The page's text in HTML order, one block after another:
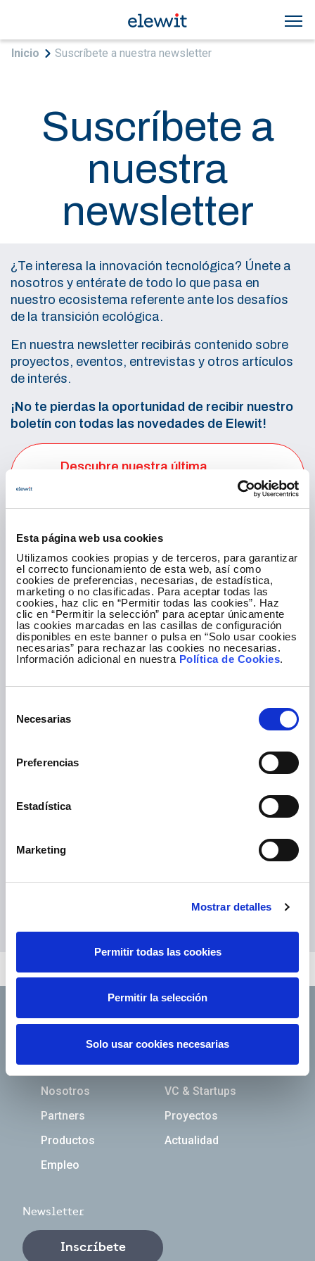
Esta página web usa cookies
Utilizamos cookies propias y de terceros, para garantizar
el correcto funcionamiento de esta web, así como
cookies de preferencias, necesarias, de estadística,
marketing o no clasificadas. Para aceptar todas las
cookies, haz clic en “Permitir todas las cookies”. Haz
clic en “Permitir la selección” para aceptar únicamente
las cookies marcadas en las casillas de configuración
disponibles en este banner o pulsa en “Solo usar cookies
necesarias” para rechazar las cookies no necesarias.
Información adicional en nuestra Política de Cookies.
Necesarias
Preferencias
Estadística
Marketing
Mostrar detalles
Permitir todas las cookies
Permitir la selección
Solo usar cookies necesarias
Sobrescribir enlaces de ayuda a la
Inicio Suscríbete a nuestra newsletter
Suscríbete a
nuestra
newsletter
¿Te interesa la innovación tecnológica? Únete a
nosotros y entérate de todo lo que pasa en
nuestro ecosistema referente ante los desafíos
de la transición ecológica.
En nuestra newsletter recibirás contenido sobre
proyectos, eventos, entrevistas y otros artículos
de interés.
¡No te pierdas la oportunidad de recibir nuestro
boletín con todas las novedades de Elewit!
Descubre nuestra última
Tu email
Tu nombre
Tus apellidos
mis datos *
Deseo recibir la newsletter mensual
Navegación principal
Nosotros
VC & Startups
Partners
Proyectos
Productos
Actualidad
Empleo
Newsletter
Inscríbete